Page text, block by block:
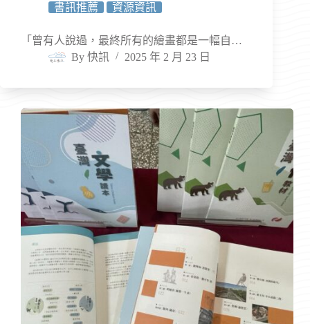
書訊推薦 資源資訊
「曾有人說過，最終所有的繪畫都是一幅自…
By 快訊 2025 年 2 月 23 日